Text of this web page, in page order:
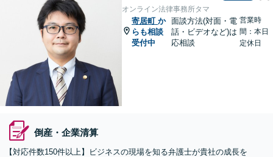
オンライン法律事務所タマ
寄居町 か
らも相談
受付中
面談方法(対面・電
話・ビデオなど)は
応相談
営業時
間：本日
定休日
倒産・企業清算
【対応件数150件以上】ビジネスの現場を知る弁護士が貴社の成長を